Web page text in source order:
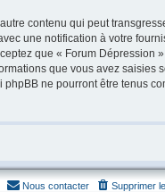
contenu qui peut
une notification à votre
que « Forum Dépression
que vous avez saisies
ne pourront être tenus
Supprimer
Nous contacter